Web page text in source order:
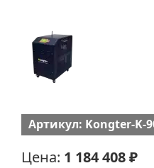
Артикул: Kongter-K-
Цена: 1 184 408 ₽